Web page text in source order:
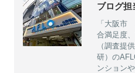
ブログ担
「大阪市
合満足度
（調査提
研）の
ンション